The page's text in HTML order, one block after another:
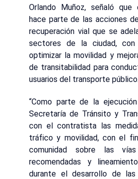
Orlando Muñoz, señaló que
hace parte de las acciones
recuperación vial que se
sectores de la ciudad,
optimizar la movilidad y
de transitabilidad para
usuarios del transporte público.
“Como parte de la
Secretaría de Tránsito y
con el contratista las
tráfico y movilidad, con el
comunidad sobre las
recomendadas y
durante el desarrollo de las